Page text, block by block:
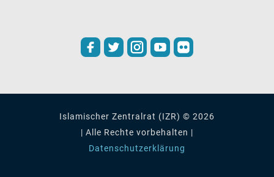
Islamischer Zentralrat (IZR) © 2026
| Alle Rechte vorbehalten |
Datenschutzerklärung